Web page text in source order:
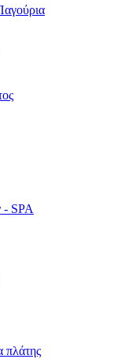
- SPA
πλάτης